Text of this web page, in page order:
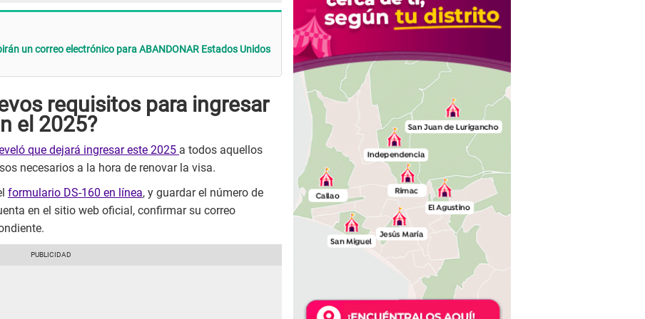
un correo electrónico para ABANDONAR Estados Unidos
requisitos para ingresar
el 2025?
que dejará ingresar este 2025 a todos aquellos
necesarios a la hora de renovar la visa.
formulario DS-160 en línea, y guardar el número de
en el sitio web oficial, confirmar su correo